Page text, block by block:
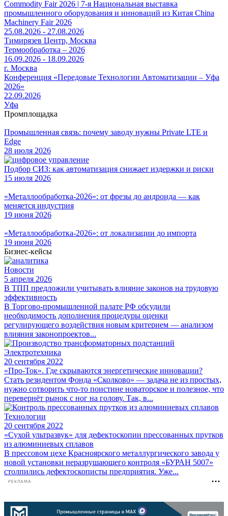
Commodity Fair 2026 | 7-я Национальная выставка
промышленного оборудования и инноваций из Китая China
Machinery Fair 2026
25.08.2026 - 27.08.2026
Тимирязев Центр, Москва
Термообработка – 2026
16.09.2026 - 18.09.2026
г. Москва
Конференция «Передовые Технологии Автоматизации – Уфа
2026»
22.09.2026
Уфа
Промплощадка
Промышленная связь: почему заводу нужны Private LTE и
Edge
28 июля 2026
Подбор СИЗ: как автоматизация снижает издержки и риски
15 июля 2026
«Металлообработка-2026»: от фрезы до андроида — как
меняется индустрия
19 июня 2026
«Металлообработка-2026»: от локализации до импорта
19 июня 2026
Бизнес-кейсы
Новости
5 апреля 2026
В ТПП предложили учитывать влияние законов на трудовую
эффективность
В Торгово-промышленной палате РФ обсудили
необходимость дополнения процедуры оценки
регулирующего воздействия новым критерием — анализом
влияния законопроектов...
Электротехника
20 сентября 2022
«Про-Ток». Где скрываются энергетические инновации?
Стать резидентом Фонда «Сколково» — задача не из простых,
нужно сотворить что-то поистине новаторское и полезное, что
перевернёт рынок с ног на голову. Так, в...
Технологии
20 сентября 2022
«Сухой ультразвук» для дефектоскопии прессованных прутков
из алюминиевых сплавов
В прессовом цехе Красноярского металлургического завода у
новой установки неразрушающего контроля «БУРАН 5007»
столпились дефектоскописты предприятия. Уже...
РЕКЛАМА